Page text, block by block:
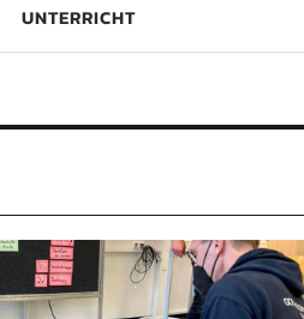
UNTERRICHT